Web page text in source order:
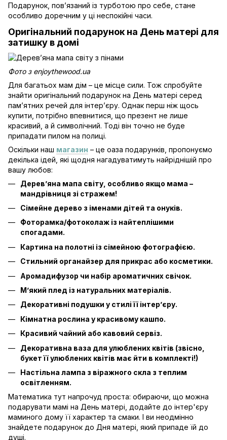
Подарунок, пов’язаний із турботою про себе, стане
особливо доречним у ці неспокійні часи.
Оригінальний подарунок на День матері для
затишку в домі
Фото з enjoythewood.ua
Для багатьох мам дім – це місце сили. Тож спробуйте
знайти оригінальний подарунок на День матері серед
пам’ятних речей для інтер’єру. Однак перш ніж щось
купити, потрібно впевнитися, що презент не лише
красивий, а й символічний. Тоді він точно не буде
припадати пилом на полиці.
Оскільки наш магазин – це оаза подарунків, пропонуємо
декілька ідей, які щодня нагадуватимуть найріднішій про
вашу любов:
Дерев’яна мапа світу, особливо якщо мама –
мандрівниця зі стражем!
Сімейне дерево з іменами дітей та онуків.
Фоторамкa/фотоколаж із найтеплішими
спогадами.
Картина на полотні із сімейною фотографією.
Стильний органайзер для прикрас або косметики.
Аромадифузор чи набір ароматичних свічок.
М’який плед із натуральних матеріалів.
Декоративні подушки у стилі її інтер’єру.
Кімнатна рослина у красивому кашпо.
Красивий чайний або кавовий сервіз.
Декоративна ваза для улюблених квітів (звісно,
букет її улюблених квітів має йти в комплекті!)
Настільна лампа з віражного скла з теплим
освітленням.
Математика тут напрочуд проста: обираючи, що можна
подарувати мамі на День матері, додайте до інтер'єру
маминого дому її характер та смаки. І ви неодмінно
знайдете подарунок до Дня матері, який припаде їй до
душі.